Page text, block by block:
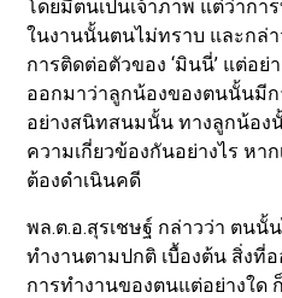
โดยมีตนเป็นเจ้าภาพ แต่ว่าก
ในงานนั้นตนไม่ทราบ และกล่
การติดต่อตัวของ ‘มินนี่’ แต่อย่
ออกมาว่าลูกน้องของตนนั้นมีก
อย่างสนิทสนมนั้น ทางลูกน้อง
ความเกี่ยวข้องกันอย่างไร หา
ต้องดำเนินคดี
พล.ต.อ.สุรเชษฐ์ กล่าวว่า ตน
ทำงานตามปกติ เบื้องต้น สิ่งที่
การทำงานของตนแต่อย่างใด